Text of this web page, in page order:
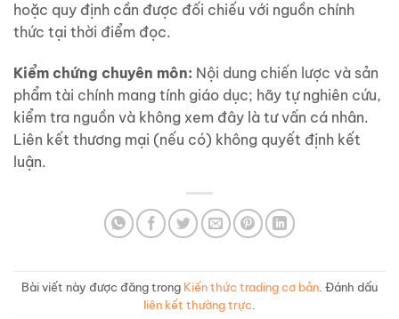
hoặc quy định cần được đối chiếu với nguồn chính
thức tại thời điểm đọc.
Kiểm chứng chuyên môn: Nội dung chiến lược và sản
phẩm tài chính mang tính giáo dục; hãy tự nghiên cứu,
kiểm tra nguồn và không xem đây là tư vấn cá nhân.
Liên kết thương mại (nếu có) không quyết định kết
luận.
Bài viết này được đăng trong Kiến thức trading cơ bản . Đánh dấu
liên kết thường trực